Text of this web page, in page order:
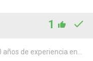
1
de experiencia en...